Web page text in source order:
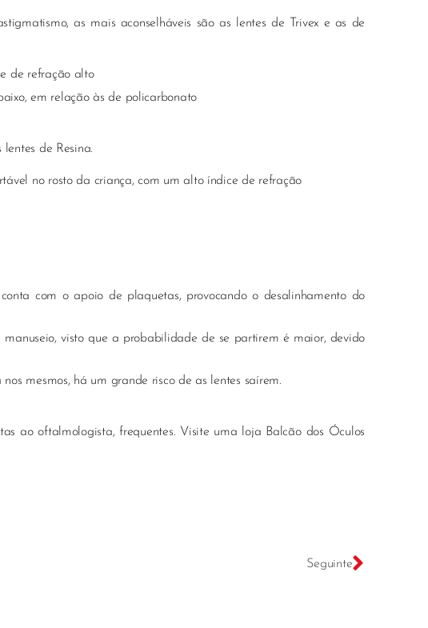
as mais aconselháveis são as lentes de Trivex e as de
de refração alto
em relação às de policarbonato
de Resina.
no rosto da criança, com um alto índice de refração
com o apoio de plaquetas, provocando o desalinhamento do
visto que a probabilidade de se partirem é maior, devido
mesmos, há um grande risco de as lentes saírem.
ao oftalmologista, frequentes. Visite uma loja Balcão dos Óculos
Seguinte